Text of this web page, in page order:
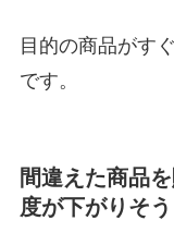
目的の商品がす
です。
間違えた商品
度が下がりそう